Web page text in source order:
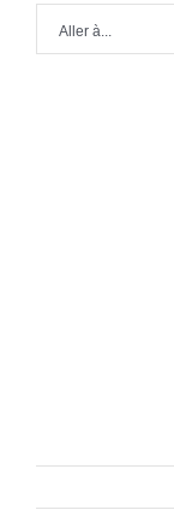
Aller à...